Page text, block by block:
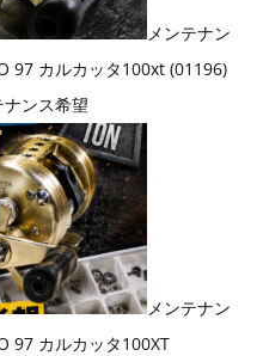
メンテナン
97 カルカッタ100xt (01196)
ンス希望
メンテナン
97 カルカッタ100XT